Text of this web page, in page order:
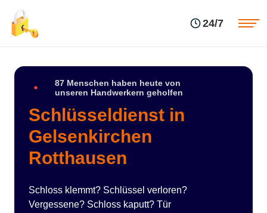
24/7
87 Menschen haben heute von
unseren Handwerkern geholfen
Schlüsseldienst in
Gelsenkirchen
Rotthausen
Schloss klemmt? Schlüssel verloren?
Vergessene? Schloss kaputt? Tür